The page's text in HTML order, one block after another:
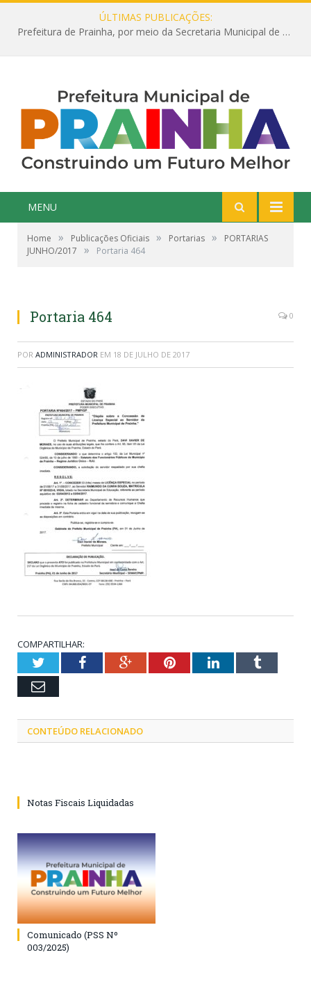
ÚLTIMAS PUBLICAÇÕES:
Prefeitura de Prainha, por meio da Secretaria Municipal de Educação, abre 354 vagas na área da Educação para 2025 com processo seletivo simplificado
MENU
Home » Publicações Oficiais » Portarias »
PORTARIAS
JUNHO/2017
» Portaria 464
Portaria 464 0
POR ADMINISTRADOR EM 18 DE JULHO DE 2017
COMPARTILHAR:
TwitterFacebookGoogle+PinterestLinkedInTumblr
Email
CONTEÚDO RELACIONADO
Notas Fiscais Liquidadas
Comunicado (PSS Nº
003/2025)